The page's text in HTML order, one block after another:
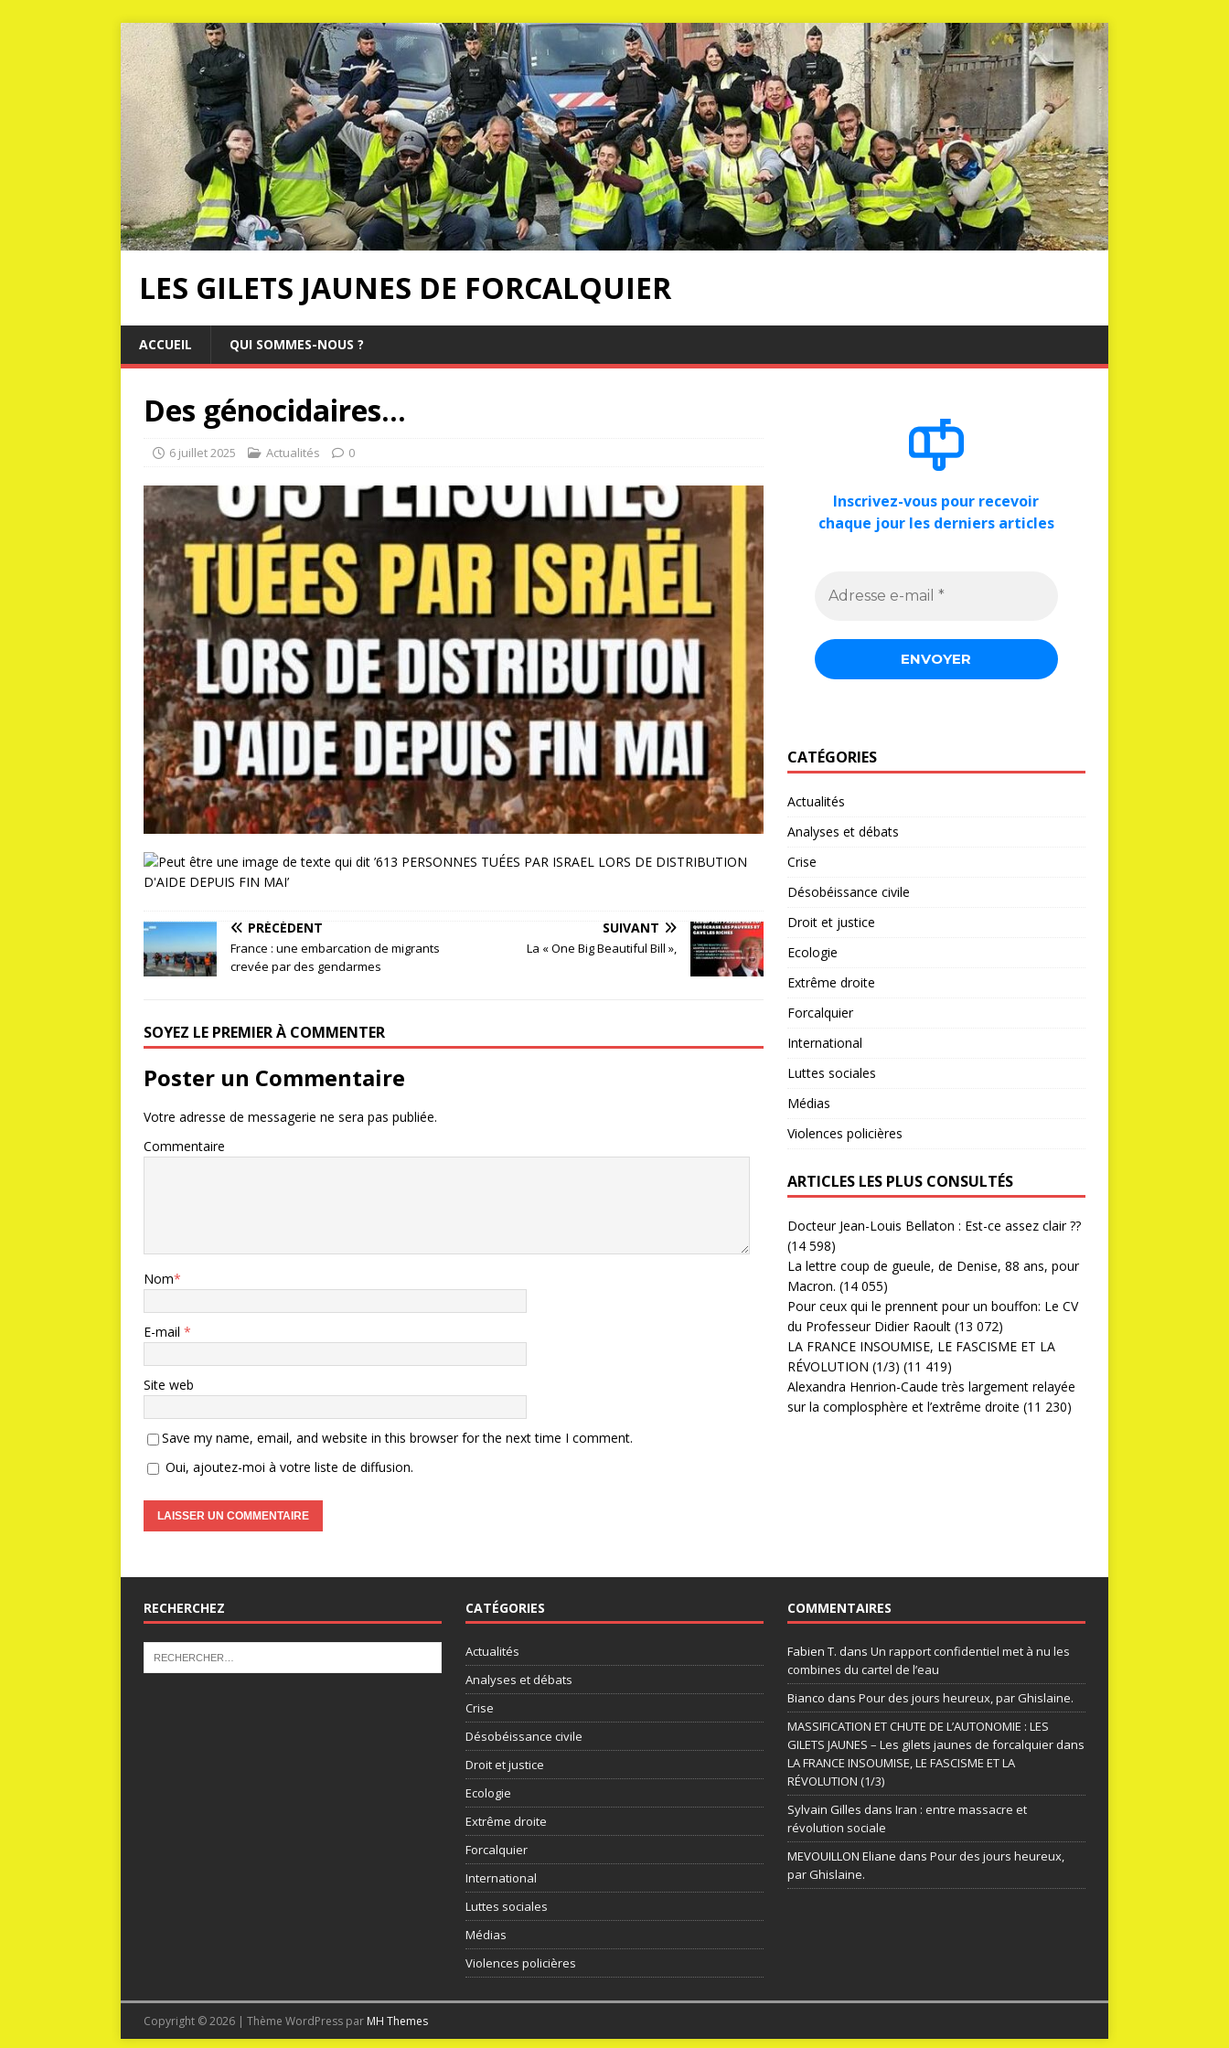
LES GILETS JAUNES DE FORCALQUIER
ACCUEIL QUI SOMMES-NOUS ?
Des génocidaires…
6 juillet 2025 Actualités 0
PRÉCÉDENT
France : une embarcation de migrants
crevée par des gendarmes
SUIVANT
La « One Big Beautiful Bill »,
SOYEZ LE PREMIER À COMMENTER
Poster un Commentaire
Votre adresse de messagerie ne sera pas publiée.
Commentaire
Nom*
E-mail *
Site web
Save my name, email, and website in this browser for the next time I comment.
Oui, ajoutez-moi à votre liste de diffusion.
Inscrivez-vous pour recevoir
chaque jour les derniers articles
CATÉGORIES
Actualités
Analyses et débats
Crise
Désobéissance civile
Droit et justice
Ecologie
Extrême droite
Forcalquier
International
Luttes sociales
Médias
Violences policières
ARTICLES LES PLUS CONSULTÉS
Docteur Jean-Louis Bellaton : Est-ce assez clair ??
(14 598)
La lettre coup de gueule, de Denise, 88 ans, pour
Macron. (14 055)
Pour ceux qui le prennent pour un bouffon: Le CV
du Professeur Didier Raoult (13 072)
LA FRANCE INSOUMISE, LE FASCISME ET LA
RÉVOLUTION (1/3) (11 419)
Alexandra Henrion-Caude très largement relayée
sur la complosphère et l’extrême droite (11 230)
RECHERCHEZ CATÉGORIES
Actualités
Analyses et débats
Crise
Désobéissance civile
Droit et justice
Ecologie
Extrême droite
Forcalquier
International
Luttes sociales
Médias
Violences policières
COMMENTAIRES
Fabien T. dans Un rapport confidentiel met à nu les
combines du cartel de l’eau
Bianco dans Pour des jours heureux, par Ghislaine.
MASSIFICATION ET CHUTE DE L’AUTONOMIE : LES
GILETS JAUNES – Les gilets jaunes de forcalquierdans
LA FRANCE INSOUMISE, LE FASCISME ET LA
RÉVOLUTION (1/3)
Sylvain Gilles dans Iran : entre massacre et
révolution sociale
MEVOUILLON Eliane dans Pour des jours heureux,
par Ghislaine.
Copyright © 2026 | Thème WordPress par MH Themes